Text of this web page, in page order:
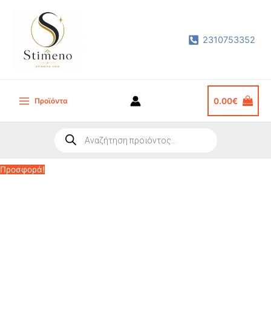
περιεχόμενο
2310753352
Main
Προϊόντα 0.00€
search
Προσφορά!